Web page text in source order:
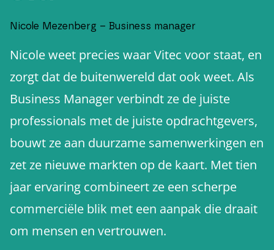
Nicole Mezenberg – Business manager
Nicole weet precies waar Vitec voor staat, en
zorgt dat de buitenwereld dat ook weet. Als
Business Manager verbindt ze de juiste
professionals met de juiste opdrachtgevers,
bouwt ze aan duurzame samenwerkingen en
zet ze nieuwe markten op de kaart. Met tien
jaar ervaring combineert ze een scherpe
commerciële blik met een aanpak die draait
om mensen en vertrouwen.